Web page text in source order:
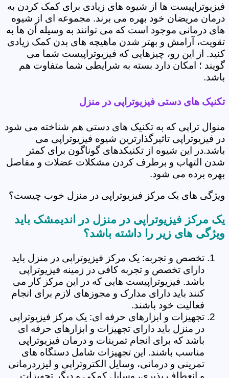
فیزیوتراپیست ها از شیوه های زیادی برای کمک کردن به
درمان مریضان خود بهره می برند. مجموعه ای از شیوه
های درمانی موجود است که می توانند به وسیله آن ها به
تقویت، آرامش و بهتر شدن ماهیچه های بدن کمک زیادی
کنید. از این رو، چیزهایی که فیزیوتراپیست شما می
گویند ؛ امکان دارد بسته به شرایطی شما متفاوت هم
باشد.
تکنیک های دستی فیزیوتراپی در منزل
منوال تراپی که به تکنیک های دستی هم شناخته می شود
در فیزیوتراپی تاثیرگذارترین شیوه فیزیوتراپی می
باشد.در این شیوه از تکنیکدهای گوناگون برای کمتر
شدن التهاب و برطرف کردن مشکلات عضلات و مفاصل
بهره برده می شود.
ویژگی های یک مرکز فیزیوتراپی در منزل خوب چیست؟
یک مرکز فیزیوتراپی در منزل در اندیمشک باید
ویژگی های زیر را داشته باشد؟
تخصص و تجربه: یک مرکز فیزیوتراپی در منزل باید
دارای تخصص و تجربه کافی در زمینه فیزیوتراپی
باشد. فیزیوتراپیست هایی که در این مرکز کار می
کنند باید دارای مدارک و مجوزهای لازم برای انجام
فعالیت خود باشند.
تجهیزات و ابزارهای حرفه ای: یک مرکز فیزیوتراپی
در منزل باید دارای تجهیزات و ابزارهای حرفه ای
باشد که برای انجام تمرینات و درمان فیزیوتراپی
مناسب باشند. این تجهیزات شامل دستگاه های
تمرینی و درمانی، وسایل الکتروتراپی و لیزردرمانی
و انعطاف پذیری، وسایل کمکی و دیگر تجهیزات